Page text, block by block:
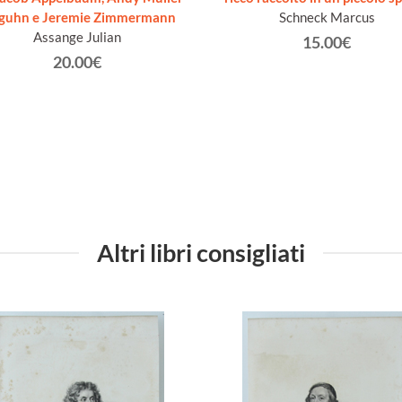
e Jeremie Zimmermann
Assange Julian
20.00€
Schneck Marcus
15.00€
Altri libri consigliati